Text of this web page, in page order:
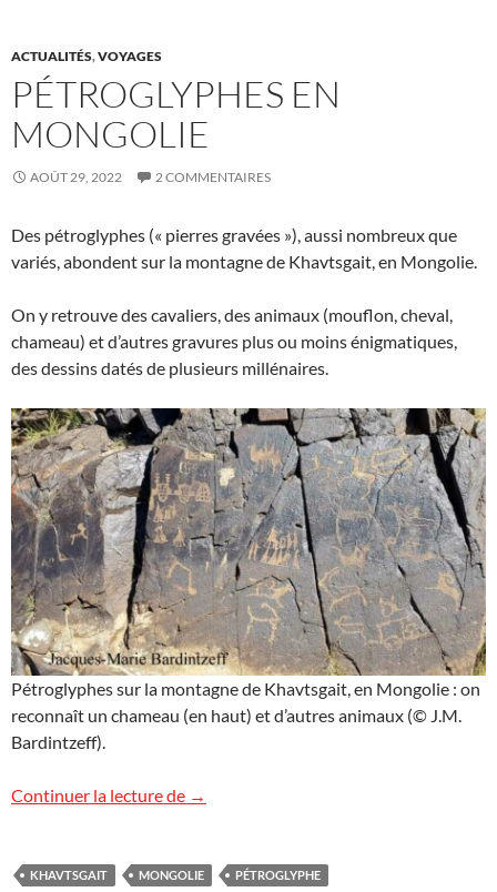
ACTUALITÉS,VOYAGES
PÉTROGLYPHES EN
MONGOLIE
AOÛT 29, 2022 2 COMMENTAIRES
Des pétroglyphes (« pierres gravées »), aussi nombreux que
variés, abondent sur la montagne de Khavtsgait, en Mongolie.
On y retrouve des cavaliers, des animaux (mouflon, cheval,
chameau) et d’autres gravures plus ou moins énigmatiques,
des dessins datés de plusieurs millénaires.
Pétroglyphes sur la montagne de Khavtsgait, en Mongolie : on
reconnaît un chameau (en haut) et d’autres animaux (© J.M.
Bardintzeff).
Continuer la lecture de Pétroglyphes en Mongolie
→
KHAVTSGAIT MONGOLIE PÉTROGLYPHE